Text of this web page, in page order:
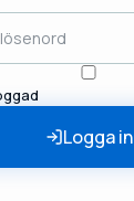
Logga in